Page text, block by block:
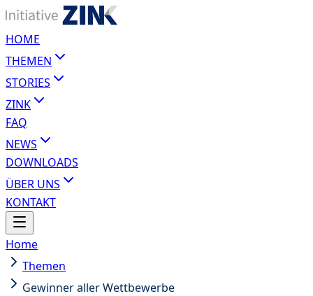
HOME
THEMEN
STORIES
ZINK
FAQ
NEWS
DOWNLOADS
ÜBER UNS
KONTAKT
Home
Themen
Gewinner aller Wettbewerbe